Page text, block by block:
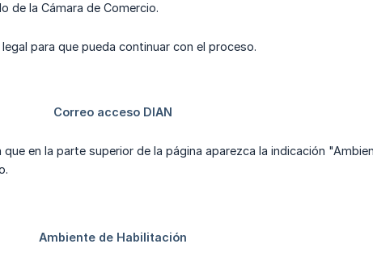
de la Cámara de Comercio.
para que pueda continuar con el proceso.
en la parte superior de la página aparezca la indicación